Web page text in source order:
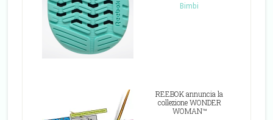
Bimbi
REEBOK annuncia la
collezione WONDER
WOMAN™